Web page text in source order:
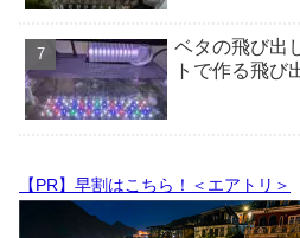
ベタの飛び出
トで作る飛び
【PR】早割はこちら！＜エアトリ＞